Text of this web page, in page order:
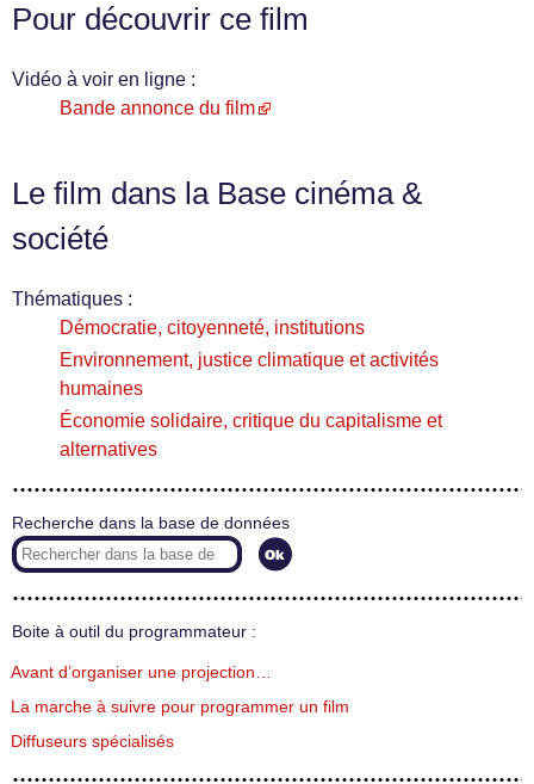
Pour découvrir ce film
Vidéo à voir en ligne :
Bande annonce du film
Le film dans la Base cinéma &
société
Thématiques :
Démocratie, citoyenneté, institutions
Environnement, justice climatique et activités
humaines
Économie solidaire, critique du capitalisme et
alternatives
Recherche dans la base de données
Boite à outil du programmateur :
Avant d’organiser une projection…
La marche à suivre pour programmer un film
Diffuseurs spécialisés